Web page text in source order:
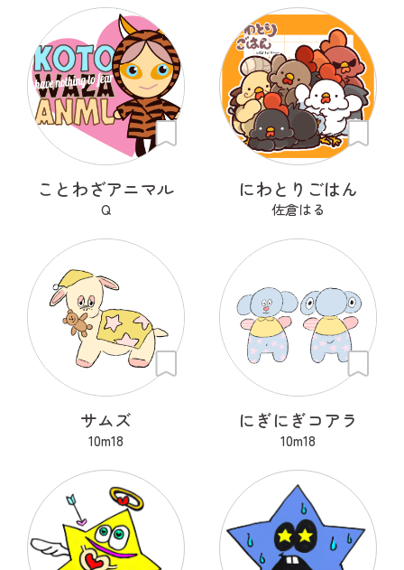
ことわざアニマル
Q
にわとりごはん
佐倉はる
サムズ
10m18
にぎにぎコアラ
10m18